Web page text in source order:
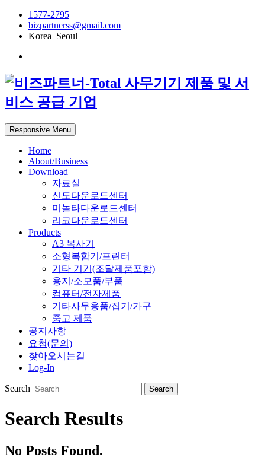
1577-2795
bizpartnerss@gmail.com
Korea_Seoul
Responsive Menu
Home
About/Business
Download
자료실
신도다운로드센터
미놀타다운로드센터
리코다운로드센터
Products
A3 복사기
소형복합기/프린터
기타 기기(조달제품포함)
용지/소모품/부품
컴퓨터/전자제품
기타사무용품/집기/가구
중고 제품
공지사항
요청(문의)
찾아오시는길
Log-In
Search
Search Results
No Posts Found.